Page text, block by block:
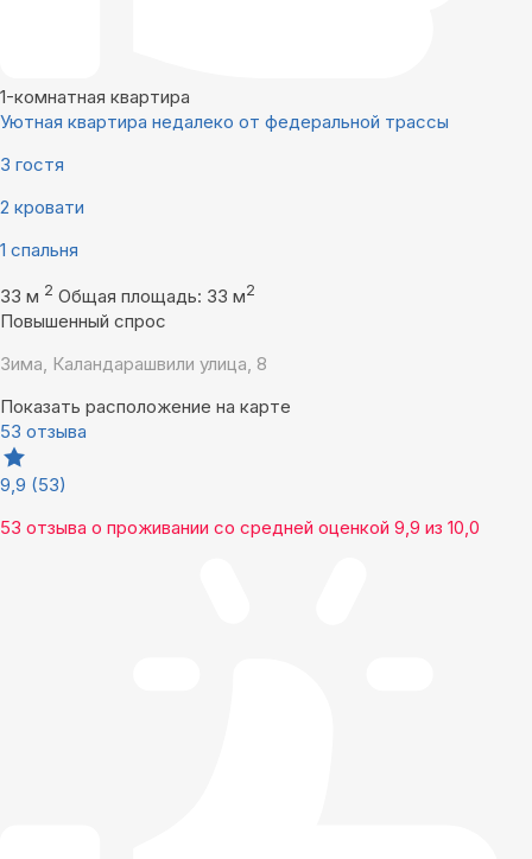
1-комнатная квартира
Уютная квартира недалеко от федеральной трассы
3 гостя
2 кровати
1 спальня
33 м 2 Общая площадь: 33 м2
Повышенный спрос
Зима, Каландарашвили улица, 8
Показать расположение на карте
53 отзыва
9,9 (53)
53 отзыва о проживании со средней оценкой 9,9 из 10,0